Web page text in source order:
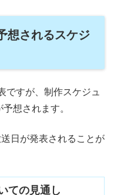
想されるスケジ
ですが、制作スケジュ
想されます。
日が発表されることが
ての見通し